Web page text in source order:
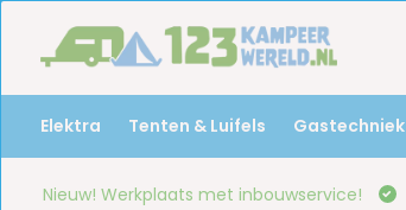
Elektra Tenten & Luifels Gastechniek
Nieuw! Werkplaats met inbouwservice!